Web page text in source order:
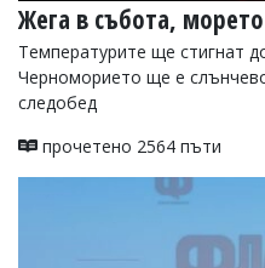
Жега в събота,
Температурите ще стигнат
Черноморието ще е
следобед
прочетено 2564 пъти